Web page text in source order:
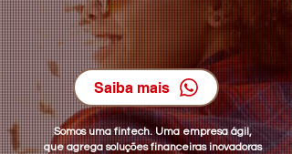
Saiba mais
Somos uma fintech. Uma empresa ágil,
que agrega soluções financeiras inovadoras